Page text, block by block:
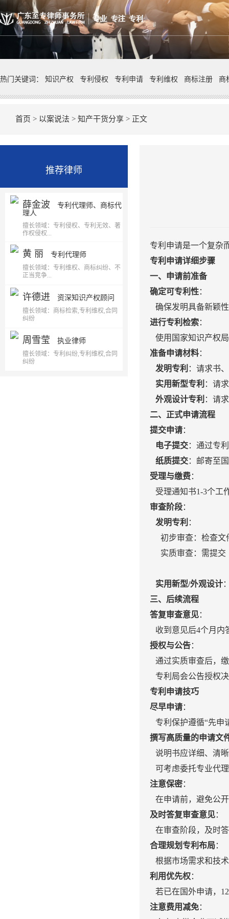
热门关键词： 知识产权 专利侵权 专利申请 专利维权 商标注册 商
首页 > 以案说法 > 知产干货分享 > 正文
推荐律师
薛金波 专利代理师、商标代
理人
擅长领域：专利侵权、专利无效、著
作权侵权...
黄 丽 专利代理师
擅长领域：专利维权、商标纠纷、不
正当竞争...
许德进 资深知识产权顾问
擅长领域：商标检索,专利维权,合同
纠纷
周雪莹 执业律师
擅长领域：专利纠纷,专利维权,合同
纠纷
专利申请是一个复杂
专利申请详细步骤
一、申请前准备
确定可专利性：
确保发明具备新颖
进行专利检索：
使用国家知识产权
准备申请材料：
发明专利 ：请求书
实用新型专利 ：请
外观设计专利 ：请
二、正式申请流程
提交申请：
电子提交：通过专
纸质提交：邮寄至
受理与缴费：
受理通知书1-3个工
审查阶段：
发明专利 ：
初步审查：检查文
实质审查：需提交
实用新型/外观设计
三、后续流程
答复审查意见：
收到意见后4个月内
授权与公告：
通过实质审查后，
专利局会公告授权
专利申请技巧
尽早申请：
专利保护遵循“先申
撰写高质量的申请文
说明书应详细、清
可考虑委托专业代
注意保密：
在申请前，避免公
及时答复审查意见：
在审查阶段，及时
合理规划专利布局：
根据市场需求和技
利用优先权：
若已在国外申请，
注意费用减免：